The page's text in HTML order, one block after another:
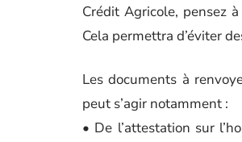
Crédit Agricole, pensez
Cela permettra d’éviter
Les documents à
peut s’agir notamment :
• De l’attestation sur